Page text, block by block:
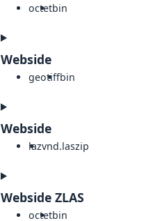
octetbin
Webside
geotiffbin
Webside
lazvnd.laszip
Webside ZLAS
octetbin